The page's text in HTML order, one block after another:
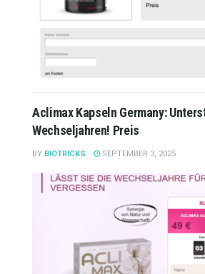
Aclimax Kapseln Germany:
Wechseljahren! Preis
BY BIOTRICKS SEPTEMBER 3, 2025